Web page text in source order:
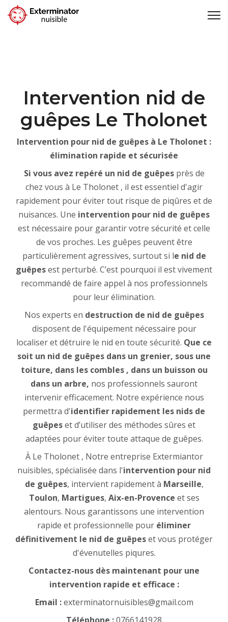
Intervention nid de
guêpes Le Tholonet
Intervention pour nid de guêpes à Le Tholonet :
élimination rapide et sécurisée
Si vous avez repéré un nid de guêpesprès de
chez vous à Le Tholonet , il est essentiel d'agir
rapidement pour éviter tout risque de piqûres et de
nuisances. Une intervention pour nid de guêpes
est nécessaire pour garantir votre sécurité et celle
de vos proches. Les guêpes peuvent être
particulièrement agressives, surtout si le nid de
guêpesest perturbé. C’est pourquoi il est vivement
recommandé de faire appel à nos professionnels
pour leur élimination.
Nos experts en destruction de nid de guêpes
disposent de l'équipement nécessaire pour
localiser et détruire le nid en toute sécurité. Que ce
soit un nid de guêpes dans un grenier, sous une
toiture, dans les combles , dans un buisson ou
dans un arbre, nos professionnels sauront
intervenir efficacement. Notre expérience nous
permettra d'identifier rapidement les nids de
guêpeset d’utiliser des méthodes sûres et
adaptées pour éviter toute attaque de guêpes.
À Le Tholonet , Notre entreprise Extermiantor
nuisibles, spécialisée dans l'intervention pour nid
de guêpes, intervient rapidement à Marseille,
Toulon, Martigues, Aix-en-Provence et ses
alentours. Nous garantissons une intervention
rapide et professionnelle pour éliminer
définitivement le nid de guêpeset vous protéger
d'évenutelles piqures.
Contactez-nous dès maintenant pour une
intervention rapide et efficace :
Email :exterminatornuisibles@gmail.com